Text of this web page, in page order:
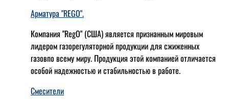
Арматура "REGO".
Компания "RegO" (США) является признанным мировым
лидером газорегуляторной продукции для сжиженных
газовпо всему миру. Продукция этой компанией отличается
особой надежностью и стабильностью в работе.
Смесители